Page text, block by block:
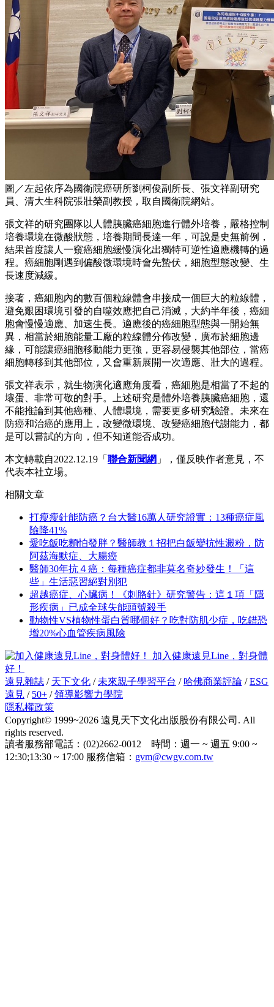
圖／左起依序為國衛院癌研所劉柯俊副所長、張文祥副研究
員、清大生科院張壯榮副教授，取自國衛院網站。
張文祥的研究團隊以人體胰臟癌細胞進行體外培養，嚴格控制
培養環境在微酸狀態，培養期間長達一年，可說是史無前例，
結果首度讓人一窺癌細胞緩慢演化出獨特可逆性適應機轉的過
程。癌細胞剛遇到偏酸微環境時會先蟄伏，細胞型態改變、生
長速度減緩。
接著，癌細胞內的數百個粒線體會串接成一個巨大的粒線體，
避免艱困環境引發的自噬效應把自己消滅，大約半年後，癌細
胞會慢慢適應、加速生長。適應後的癌細胞型態與一開始無
異，相當於細胞能量工廠的粒線體分佈改變，廣布於細胞邊
緣，可能讓癌細胞移動能力更強，更容易侵襲其他部位，當癌
細胞轉移到其他部位，又會重新展開一次適應、壯大的過程。
張文祥表示，就生物演化適應角度看，癌細胞是相當了不起的
壞蛋、非常可敬的對手。上述研究是體外培養胰臟癌細胞，還
不能推論到其他癌種、人體環境，需要更多研究驗證。未來在
防癌和治癌的應用上，改變微環境、改變癌細胞代謝能力，都
是可以嘗試的方向，但不知道能否成功。
本文轉載自2022.12.19「 聯合新聞網 」，僅反映作者意見，不
代表本社立場。
相關文章
打瘦瘦針能防癌？台大醫16萬人研究證實：13種癌症風
險降41%
愛吃飯吃麵怕發胖？醫師教１招把白飯變抗性澱粉，防
阿茲海默症、大腸癌
醫師30年抗４癌：每種癌症都非莫名奇妙發生！「這
些」生活惡習絕對別犯
超越癌症、心臟病！《刺胳針》研究警告：這１項「隱
形疾病」已成全球失能頭號殺手
動物性VS植物性蛋白質哪個好？吃對防肌少症，吃錯恐
增20%心血管疾病風險
加入健康遠見Line，對身體
好！
遠見雜誌 / 天下文化 / 未來親子學習平台 / 哈佛商業評論 /ESG
遠見 / 50+ /領導影響力學院
隱私權政策
Copyright© 1999~2026 遠見天下文化出版股份有限公司. All
rights reserved.
讀者服務部電話：(02)2662-0012 時間：週一 ~ 週五 9:00 ~
12:30;13:30 ~ 17:00 服務信箱： gvm@cwgv.com.tw